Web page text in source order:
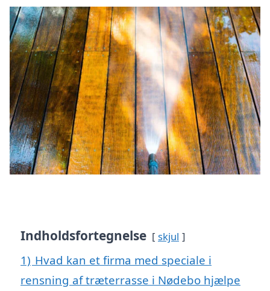
Indholdsfortegnelse skjul
1) Hvad kan et firma med speciale i
rensning af træterrasse i Nødebo hjælpe